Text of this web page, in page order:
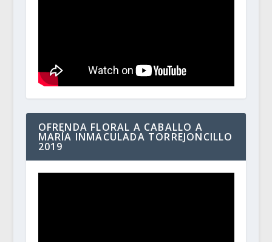
OFRENDA FLORAL A CABALLO A
MARÍA INMACULADA TORREJONCILLO
2019